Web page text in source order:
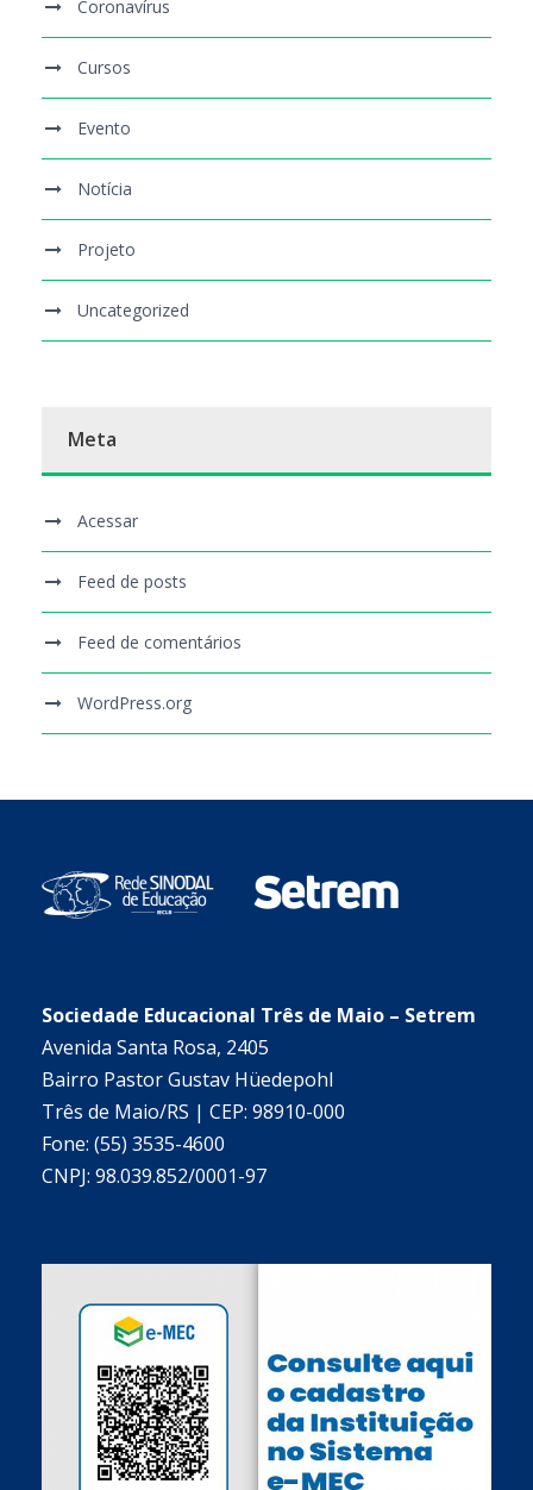
Coronavírus
Cursos
Evento
Notícia
Projeto
Uncategorized
Meta
Acessar
Feed de posts
Feed de comentários
WordPress.org
Sociedade Educacional Três de Maio – Setrem
Avenida Santa Rosa, 2405
Bairro Pastor Gustav Hüedepohl
Três de Maio/RS | CEP: 98910-000
Fone: (55) 3535-4600
CNPJ: 98.039.852/0001-97